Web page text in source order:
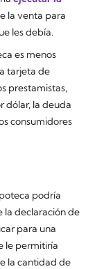
la venta para
les debía.
es menos
tarjeta de
prestamistas,
dólar, la deuda
consumidores
podría
la declaración de
para una
le permitiría
la cantidad de